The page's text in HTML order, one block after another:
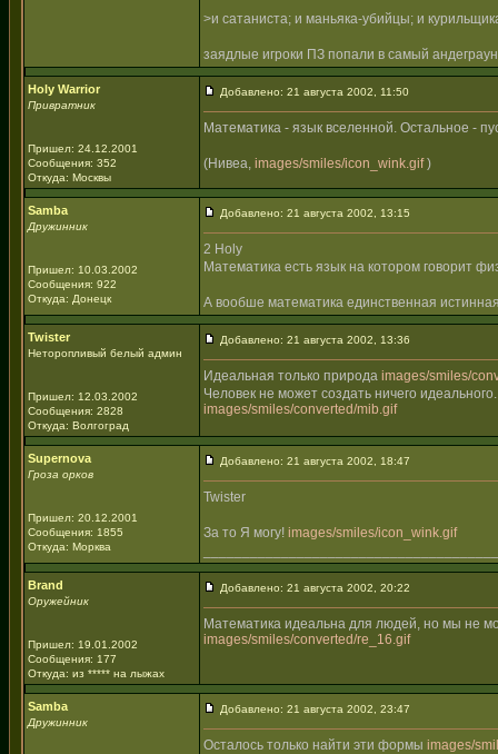
>и сатаниста; и маньяка-убийцы; и
заядлые игроки ПЗ попали в самый
Holy Warrior
Привратник
Пришел: 24.12.2001
Сообщения: 352
Откуда: Москвы
Добавлено: 21 августа 2002, 11:50
Математика - язык вселенной. Остальное -
(Нивеа, images/smiles/icon_wink.gif)
Samba
Дружинник
Пришел: 10.03.2002
Сообщения: 922
Откуда: Донецк
Добавлено: 21 августа 2002, 13:15
2 Holy
Математика есть язык на котором говорит
А вообше математика единственная
Twister
Неторопливый белый админ
Пришел: 12.03.2002
Сообщения: 2828
Откуда: Волгоград
Добавлено: 21 августа 2002, 13:36
Идеальная только природа images/smiles/
Человек не может создать ничего идеального.
images/smiles/converted/mib.gif
Supernova
Гроза орков
Пришел: 20.12.2001
Сообщения: 1855
Откуда: Морква
Добавлено: 21 августа 2002, 18:47
Twister
За то Я могу! images/smiles/icon_wink.gif
Brand
Оружейник
Пришел: 19.01.2002
Сообщения: 177
Откуда: из ***** на лыжах
Добавлено: 21 августа 2002, 20:22
Математика идеальна для людей, но мы не
images/smiles/converted/re_16.gif
Samba
Дружинник
Добавлено: 21 августа 2002, 23:47
Осталось только найти эти формы images/